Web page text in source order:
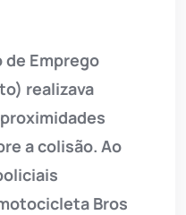
de Emprego
realizava
a colisão. Ao
Bros